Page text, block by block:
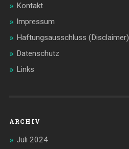
Kontakt
Impressum
Haftungsausschluss (Disclaimer)
Datenschutz
Links
ARCHIV
Juli 2024